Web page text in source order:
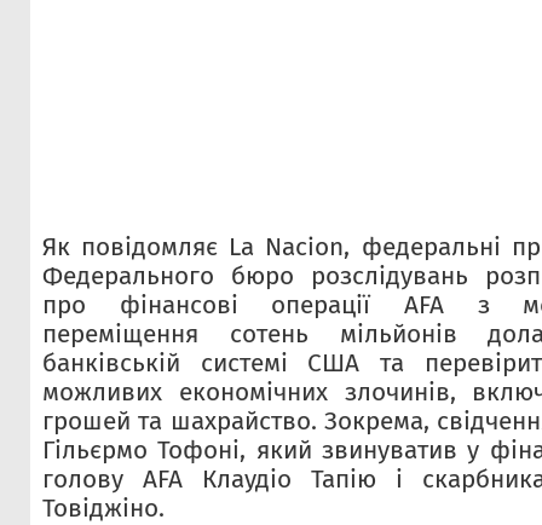
Як повідомляє La Nacion, федеральні
Федерального бюро розслідувань
про фінансові операції AFA з
переміщення сотень мільйонів
банківській системі США та
можливих економічних злочинів,
грошей та шахрайство. Зокрема,
Гільєрмо Тофоні, який звинуватив у
голову AFA Клаудіо Тапію і
Товіджіно.